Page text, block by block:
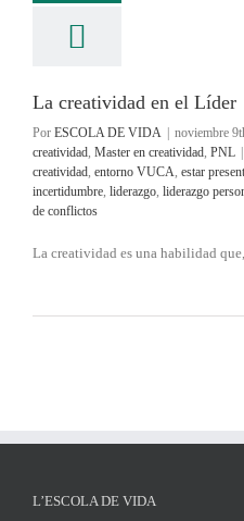
La creatividad en el Líder
Por ESCOLA DE VIDA noviembre
creatividad, Master en creatividad, PNL
creatividad, entorno VUCA, estar
incertidumbre, liderazgo, liderazgo
de conflictos
La creatividad es una habilidad
L’ESCOLA DE VIDA